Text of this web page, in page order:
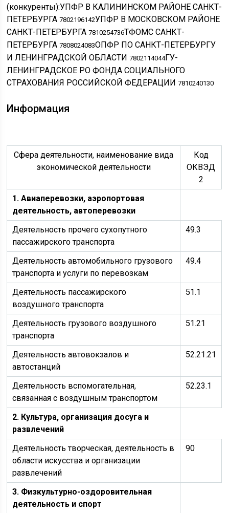
(конкуренты):УПФР В КАЛИНИНСКОМ РАЙОНЕ САНКТ-
ПЕТЕРБУРГА7802196142УПФР В МОСКОВСКОМ РАЙОНЕ
САНКТ-ПЕТЕРБУРГА7810254736ТФОМС САНКТ-
ПЕТЕРБУРГА7808024083ОПФР ПО САНКТ-ПЕТЕРБУРГУ
И ЛЕНИНГРАДСКОЙ ОБЛАСТИ7802114044ГУ-
ЛЕНИНГРАДСКОЕ РО ФОНДА СОЦИАЛЬНОГО
СТРАХОВАНИЯ РОССИЙСКОЙ ФЕДЕРАЦИИ7810240130
Информация
Сфера деятельности, наименование вида
экономической деятельности
Код
ОКВЭД
2
1. Авиаперевозки, аэропортовая
деятельность, автоперевозки
Деятельность прочего сухопутного
пассажирского транспорта
49.3
Деятельность автомобильного грузового
транспорта и услуги по перевозкам
49.4
Деятельность пассажирского
воздушного транспорта
51.1
Деятельность грузового воздушного
транспорта
51.21
Деятельность автовокзалов и
автостанций
52.21.21
Деятельность вспомогательная,
связанная с воздушным транспортом
52.23.1
2. Культура, организация досуга и
развлечений
Деятельность творческая, деятельность в
области искусства и организации
развлечений
90
3. Физкультурно-оздоровительная
деятельность и спорт